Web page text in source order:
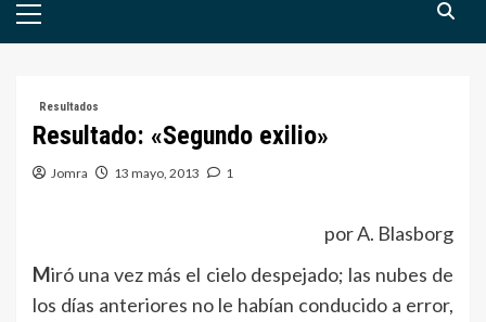
Menú
Resultados
Resultado: «Segundo exilio»
Jomra 13 mayo, 2013 1
por A. Blasborg
Miró una vez más el cielo despejado; las nubes de
los días anteriores no le habían conducido a error,